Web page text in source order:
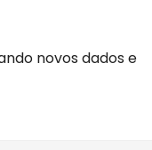
novos dados e